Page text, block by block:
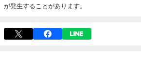
が発生することがあります。